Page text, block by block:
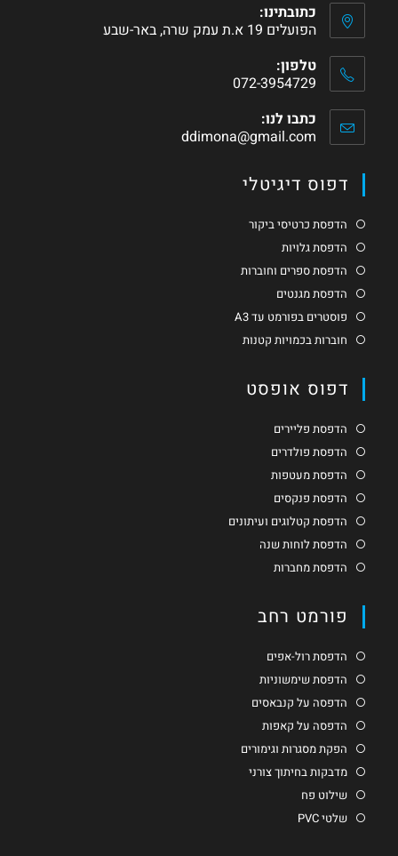
כתובתינו:
הפועלים 19 א.ת עמק שרה, באר-שבע
טלפון:
072-3954729
כתבו לנו:
ddimona@gmail.com
דפוס דיגיטלי
הדפסת כרטיסי ביקור
הדפסת גלויות
הדפסת ספרים וחוברות
הדפסת מגנטים
פוסטרים בפורמט עד A3
חוברות בכמויות קטנות
דפוס אופסט
הדפסת פליירים
הדפסת פולדרים
הדפסת מעטפות
הדפסת פנקסים
הדפסת קטלוגים ועיתונים
הדפסת לוחות שנה
הדפסת מחברות
פורמט רחב
הדפסת רול-אפים
הדפסת שימשוניות
הדפסה על קנבאסים
הדפסה על קאפות
הפקת מסגרות וגימורים
מדבקות בחיתוך צורני
שילוט פח
שלטי PVC